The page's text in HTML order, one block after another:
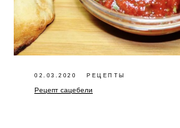
02.03.2020 РЕЦЕПТЫ
Рецепт сацебели